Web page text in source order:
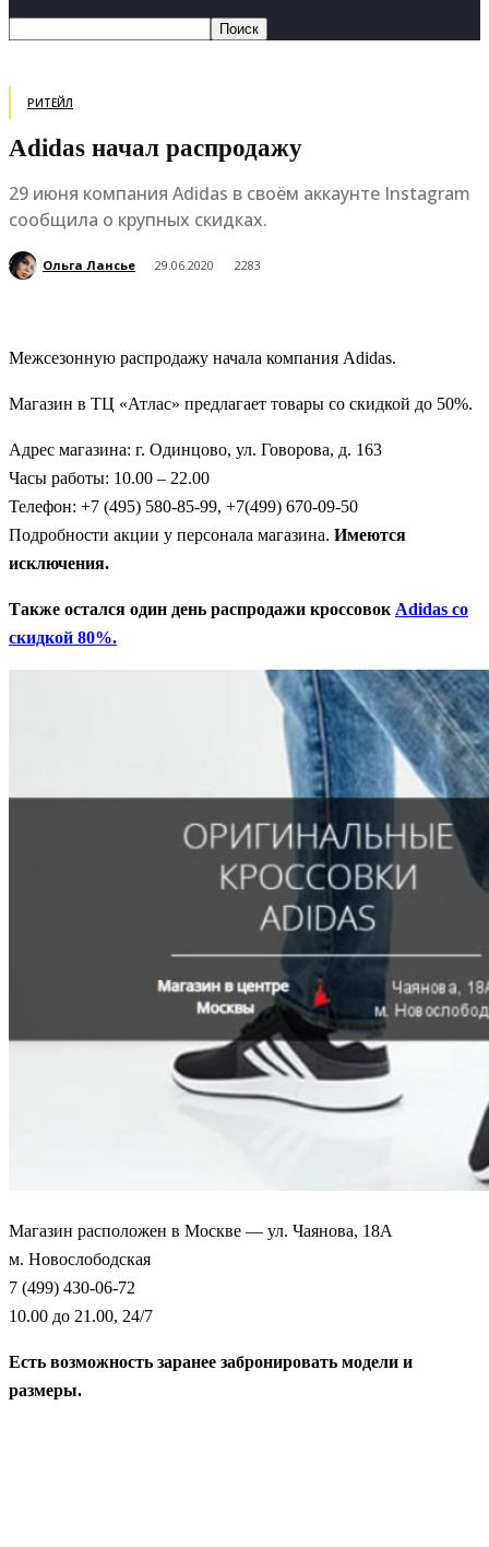
РИТЕЙЛ
Adidas начал распродажу
29 июня компания Adidas в своём аккаунте Instagram
сообщила о крупных скидках.
Ольга Лансье 29.06.2020 2283
Межсезонную распродажу начала компания Аdidas.
Магазин в ТЦ «Атлас» предлагает товары со скидкой до 50%.
Адрес магазина: г. Одинцово, ул. Говорова, д. 163
Часы работы: 10.00 – 22.00
Телефон: +7 (495) 580-85-99, +7(499) 670-09-50
Подробности акции у персонала магазина. Имеются
исключения.
Также остался один день распродажи кроссовок Adidas со
скидкой 80%.
Магазин расположен в Москве — ул. Чаянова, 18А
м. Новослободская
7 (499) 430-06-72
10.00 до 21.00, 24/7
Есть возможность заранее забронировать модели и
размеры.